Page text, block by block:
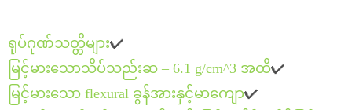
ရုပ်ဂုဏ်သတ္တိများ✔
မြင့်မားသောသိပ်သည်းဆ – 6.1 g/cm^3 အထိ✔
မြင့်မားသော flexural ခွန်အားနှင့်မာကျော✔